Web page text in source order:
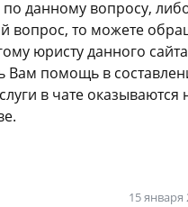
данному вопросу,
вопрос, то можете
юристу данного
Вам помощь в
в чате оказываются
15 января